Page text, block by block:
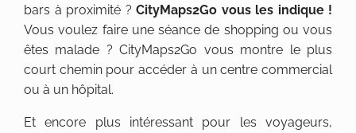
bars à proximité ? CityMaps2Go vous les indique !
Vous voulez faire une séance de shopping ou vous
êtes malade ? CityMaps2Go vous montre le plus
court chemin pour accéder à un centre commercial
ou à un hôpital.
Et encore plus intéressant pour les voyageurs,